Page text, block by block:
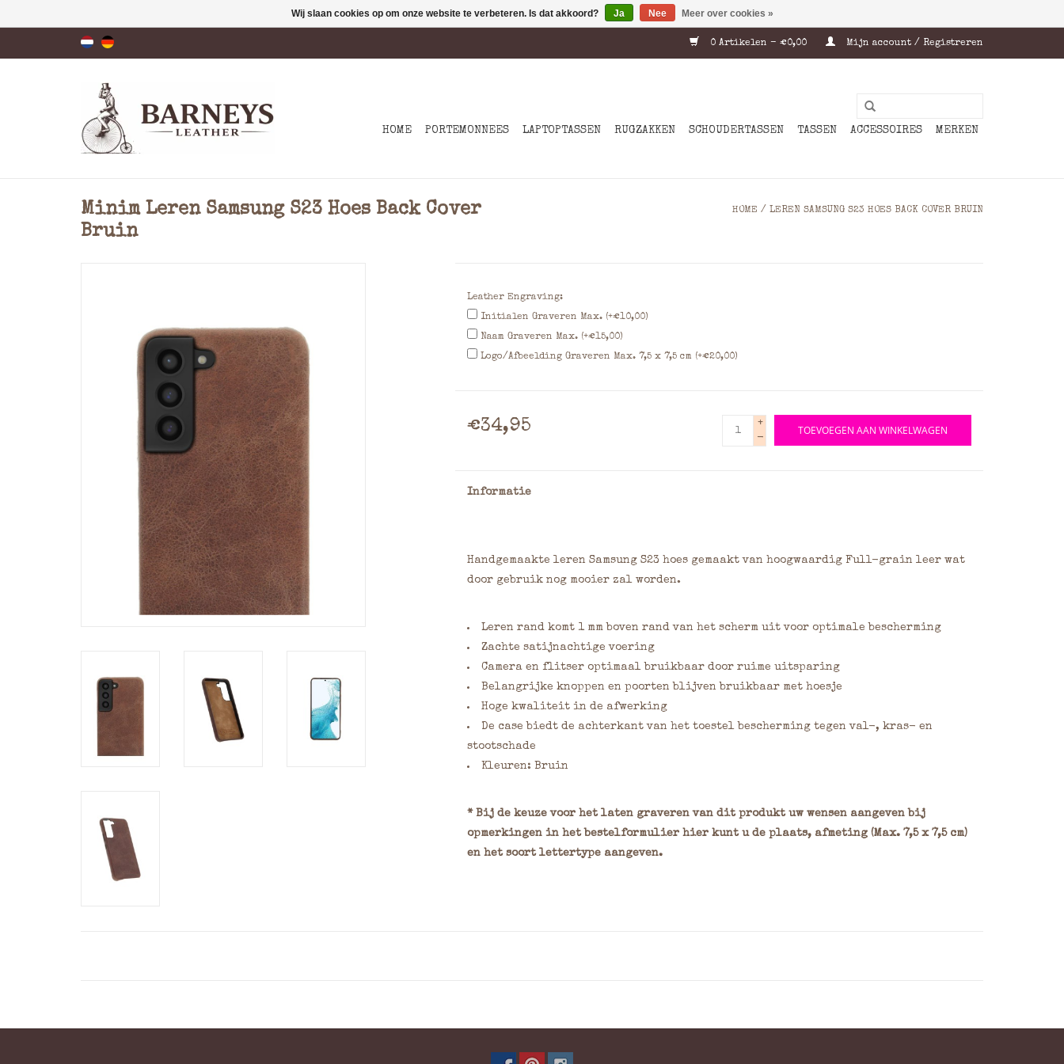
0 Artikelen - €0,00 Mijn account / Registreren
HOME PORTEMONNEES LAPTOPTASSEN RUGZAKKEN SCHOUDERTASSEN TASSEN ACCESSOIRES MERKEN
Minim Leren Samsung S23 Hoes Back Cover
Bruin
HOME / LEREN SAMSUNG S23 HOES BACK COVER BRUIN
Leather Engraving:
Initialen Graveren Max. (+€10,00)
Naam Graveren Max. (+€15,00)
Logo/Afbeelding Graveren Max. 7,5 x 7,5 cm (+€20,00)
€34,95
+
-
TOEVOEGEN AAN WINKELWAGEN
Informatie
Handgemaakte leren Samsung S23 hoes gemaakt van hoogwaardig Full-grain leer wat
door gebruik nog mooier zal worden.
Leren rand komt 1 mm boven rand van het scherm uit voor optimale bescherming
Zachte satijnachtige voering
Camera en flitser optimaal bruikbaar door ruime uitsparing
Belangrijke knoppen en poorten blijven bruikbaar met hoesje
Hoge kwaliteit in de afwerking
De case biedt de achterkant van het toestel bescherming tegen val-, kras- en
stootschade
Kleuren: Bruin
* Bij de keuze voor het laten graveren van dit produkt uw wensen aangeven bij
opmerkingen in het bestelformulier hier kunt u de plaats, afmeting (Max. 7,5 x 7,5 cm)
en het soort lettertype aangeven.
Wij slaan cookies op om onze website te verbeteren. Is dat akkoord? Ja Nee Meer over cookies »